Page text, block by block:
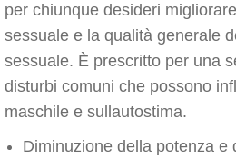
per chiunque desideri
sessuale e la qualità generale
sessuale. È prescritto per una
disturbi comuni che possono
maschile e sullautostima.
Diminuzione della potenza e